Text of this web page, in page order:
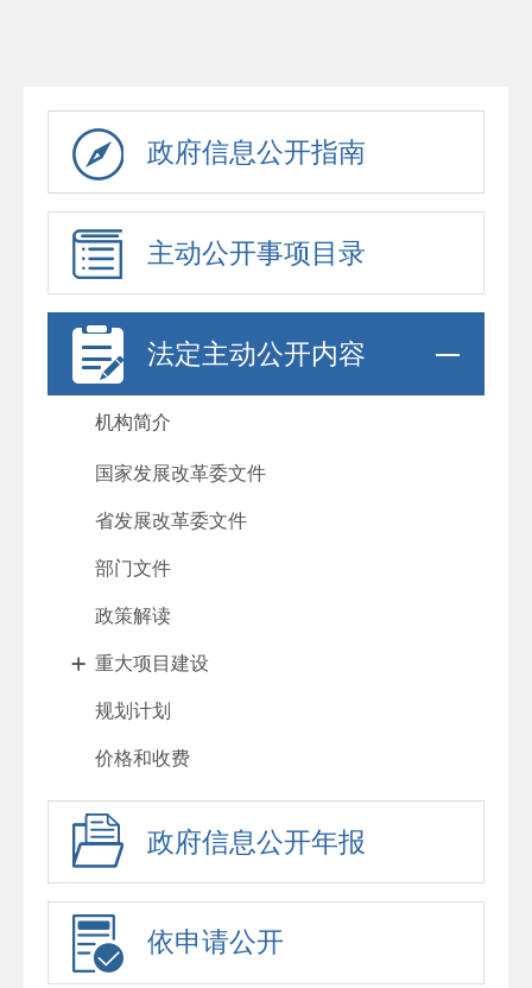
政府信息公开指南
主动公开事项目录
法定主动公开内容
机构简介
国家发展改革委文件
省发展改革委文件
部门文件
政策解读
重大项目建设
规划计划
价格和收费
政府信息公开年报
依申请公开